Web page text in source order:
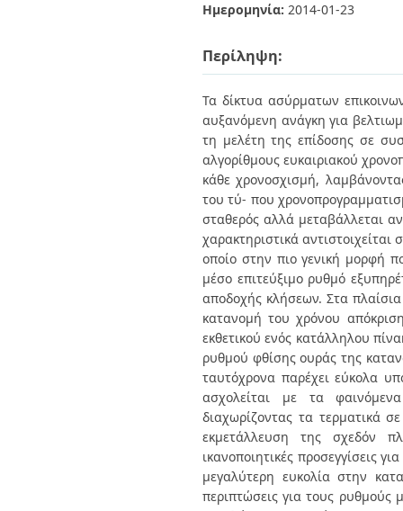
Ημερομηνία: 2014-01-23
Περίληψη:
Τα δίκτυα ασύρματων
αυξανόμενη ανάγκη για
τη μελέτη της επίδοσης σε
αλγορίθμους ευκαιριακού
κάθε χρονοσχισμή,
του τύ- που
σταθερός αλλά μεταβάλλεται
χαρακτηριστικά
οποίο στην πιο γενική μορφή
μέσο επιτεύξιμο ρυθμό
αποδοχής κλήσεων. Στα πλαίσια
κατανομή του χρόνου
εκθετικού ενός κατάλληλου
ρυθμού φθίσης ουράς της
ταυτόχρονα παρέχει εύκολα
ασχολείται με τα
διαχωρίζοντας τα τερματικά
εκμετάλλευση της σχεδόν
ικανοποιητικές προσεγγίσεις
μεγαλύτερη ευκολία στην
περιπτώσεις για τους